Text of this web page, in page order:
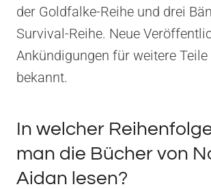
der Goldfalke-Reihe und drei
Survival-Reihe. Neue
Ankündigungen für weitere
bekannt.
In welcher
man die Bücher von
Aidan lesen?